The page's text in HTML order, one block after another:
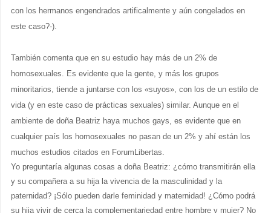
con los hermanos engendrados artificalmente y aún congelados en
este caso?-).
También comenta que en su estudio hay más de un 2% de
homosexuales. Es evidente que la gente, y más los grupos
minoritarios, tiende a juntarse con los «suyos», con los de un estilo de
vida (y en este caso de prácticas sexuales) similar. Aunque en el
ambiente de doña Beatriz haya muchos gays, es evidente que en
cualquier país los homosexuales no pasan de un 2% y ahí están los
muchos estudios citados en ForumLibertas.
Yo preguntaría algunas cosas a doña Beatriz: ¿cómo transmitirán ella
y su compañera a su hija la vivencia de la masculinidad y la
paternidad? ¡Sólo pueden darle feminidad y maternidad! ¿Cómo podrá
su hija vivir de cerca la complementariedad entre hombre y mujer? No